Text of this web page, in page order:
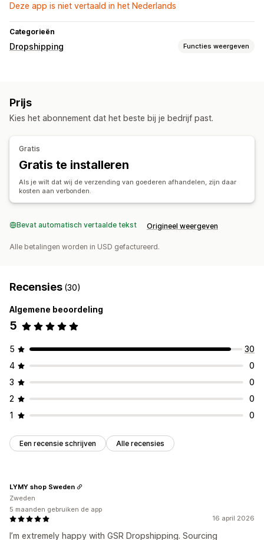
Deze app is niet vertaald in het Nederlands
Categorieën
Dropshipping Functies weergeven
Gezondheid en schoonheid
Kunst en ambacht Entertainment en media
Huisdierproducten
Automotive Volwassen producten
Inkooplocaties
China
Prijs
Kies het abonnement dat het beste bij je bedrijf past.
Gratis
Gratis te installeren
Als je wilt dat wij de verzending van goederen afhandelen, zijn daar
kosten aan verbonden.
Bevat automatisch vertaalde tekst Origineel weergeven
Alle betalingen worden in USD gefactureerd.
Recensies (30)
Algemene beoordeling
5
5
30
4
0
3
0
2
0
1
0
Een recensie schrijven Alle recensies
16 april 2026
I’m extremely happy with GSR Dropshipping. Sourcing
LYMY shop Sweden
Zweden
5 maanden gebruiken de app